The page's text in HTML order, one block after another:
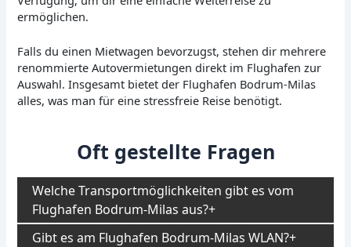
ermöglichen.
Falls du einen Mietwagen bevorzugst, stehen dir mehrere
renommierte Autovermietungen direkt im Flughafen zur
Auswahl. Insgesamt bietet der Flughafen Bodrum-Milas
alles, was man für eine stressfreie Reise benötigt.
Oft gestellte Fragen
Welche Transportmöglichkeiten gibt es vom
Flughafen Bodrum-Milas aus?
Gibt es am Flughafen Bodrum-Milas WLAN?